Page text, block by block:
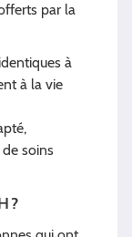
par la
à
à la vie
soins
?